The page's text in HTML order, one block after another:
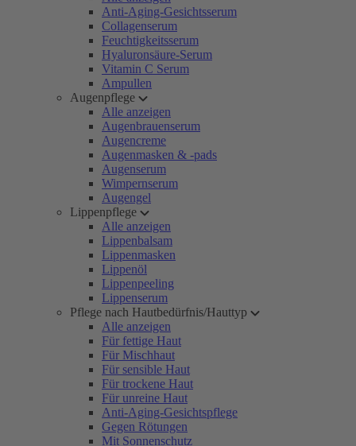
Anti-Aging-Gesichtsserum
Collagenserum
Feuchtigkeitsserum
Hyaluronsäure-Serum
Vitamin C Serum
Ampullen
Augenpflege
Alle anzeigen
Augenbrauenserum
Augencreme
Augenmasken & -pads
Augenserum
Wimpernserum
Augengel
Lippenpflege
Alle anzeigen
Lippenbalsam
Lippenmasken
Lippenöl
Lippenpeeling
Lippenserum
Pflege nach Hautbedürfnis/Hauttyp
Alle anzeigen
Für fettige Haut
Für Mischhaut
Für sensible Haut
Für trockene Haut
Für unreine Haut
Anti-Aging-Gesichtspflege
Gegen Rötungen
Mit Sonnenschutz